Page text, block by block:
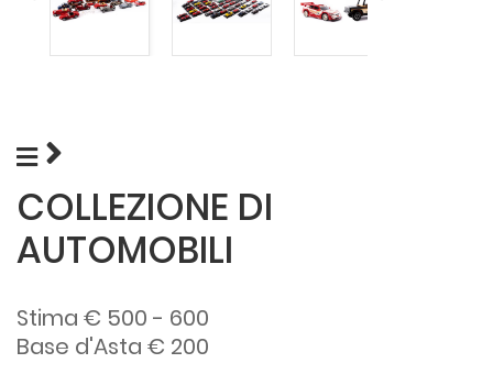
COLLEZIONE DI
AUTOMOBILI
Stima € 500 - 600
Base d'Asta € 200